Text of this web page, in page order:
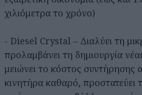
χιλιόμετρα το χρόνο)
- Diesel Crystal – Διαλύει τη
προλαμβάνει τη δημιουργία
μειώνει το κόστος συντήρησης
κινητήρα καθαρό, προστατεύει